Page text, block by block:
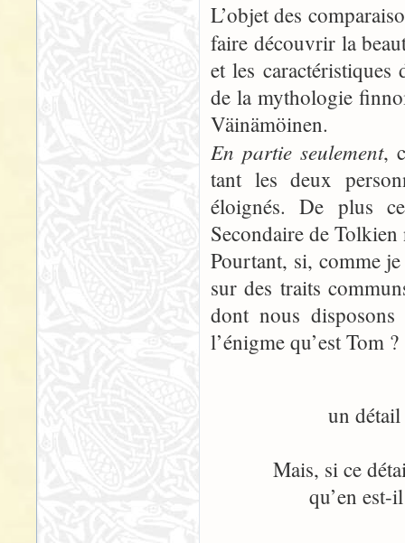
L’objet des
faire découvrir la
et les
de la mythologie
Väinämöinen.
En partie seulement,
tant les deux
éloignés. De plus
Secondaire de Tolkien
Pourtant, si, comme
sur des traits
dont nous
l’énigme qu’est Tom ?
un détail
Mais, si ce
qu’en est-